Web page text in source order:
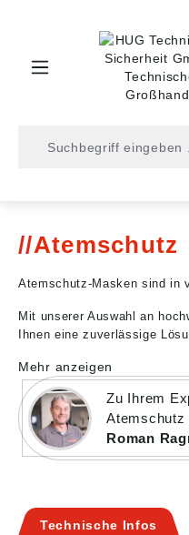
Atemschutz
Atemschutz-Masken sind in
Mit unserer Auswahl an
Ihnen eine zuverlässige
Mehr anzeigen
Zu Ihrem
Atemschutz
Roman
Technische Infos